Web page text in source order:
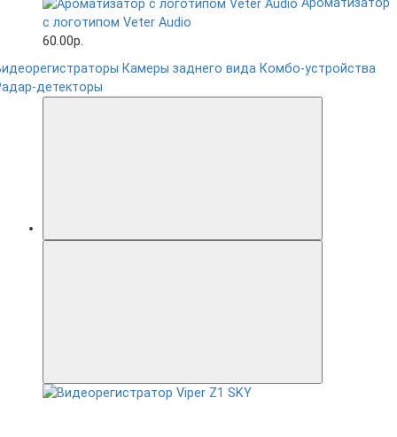
Ароматизатор
с логотипом Veter Audio
60.00р.
Камеры заднего вида Комбо-устройства
детекторы